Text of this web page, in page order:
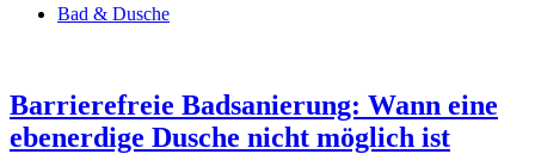
Bad & Dusche
Barrierefreie Badsanierung: Wann eine
ebenerdige Dusche nicht möglich ist